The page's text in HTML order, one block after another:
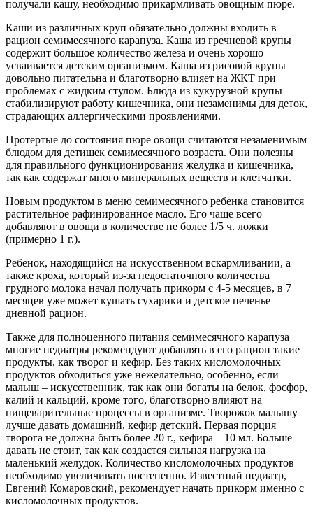
получали кашу, необходимо прикармливать овощным пюре.
Каши из различных круп обязательно должны входить в
рацион семимесячного карапуза. Каша из гречневой крупы
содержит большое количество железа и очень хорошо
усваивается детским организмом. Каша из рисовой крупы
довольно питательна и благотворно влияет на ЖКТ при
проблемах с жидким стулом. Блюда из кукурузной крупы
стабилизируют работу кишечника, они незаменимы для деток,
страдающих аллергическими проявлениями.
Протертые до состояния пюре овощи считаются незаменимым
блюдом для детишек семимесячного возраста. Они полезны
для правильного функционирования желудка и кишечника,
так как содержат много минеральных веществ и клетчатки.
Новым продуктом в меню семимесячного ребенка становится
растительное рафинированное масло. Его чаще всего
добавляют в овощи в количестве не более 1/5 ч. ложки
(примерно 1 г.).
Ребенок, находящийся на искусственном вскармливании, а
также кроха, который из-за недостаточного количества
грудного молока начал получать прикорм с 4-5 месяцев, в 7
месяцев уже может кушать сухарики и детское печенье –
дневной рацион.
Также для полноценного питания семимесячного карапуза
многие педиатры рекомендуют добавлять в его рацион такие
продукты, как творог и кефир. Без таких кисломолочных
продуктов обходиться уже нежелательно, особенно, если
малыш – искусственник, так как они богаты на белок, фосфор,
калий и кальций, кроме того, благотворно влияют на
пищеварительные процессы в организме. Творожок малышу
лучше давать домашний, кефир детский. Первая порция
творога не должна быть более 20 г., кефира – 10 мл. Больше
давать не стоит, так как создастся сильная нагрузка на
маленький желудок. Количество кисломолочных продуктов
необходимо увеличивать постепенно. Известный педиатр,
Евгений Комаровский, рекомендует начать прикорм именно с
кисломолочных продуктов.